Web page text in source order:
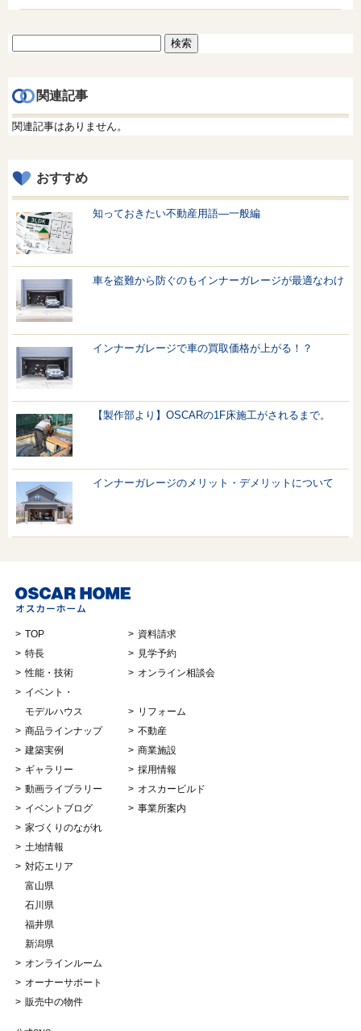
索:
関連記事
関連記事はありません。
おすすめ
知っておきたい不動産用語—一般編
車を盗難から防ぐのもインナーガレージが最適なわけ
インナーガレージで車の買取価格が上がる！？
【製作部より】OSCARの1F床施工がされるまで。
インナーガレージのメリット・デメリットについて
TOP
特長
性能・技術
イベント・
モデルハウス
商品ラインナップ
建築実例
ギャラリー
動画ライブラリー
イベントブログ
家づくりのながれ
土地情報
対応エリア
富山県
石川県
福井県
新潟県
オンラインルーム
オーナーサポート
販売中の物件
資料請求
見学予約
オンライン相談会
リフォーム
不動産
商業施設
採用情報
オスカービルド
事業所案内